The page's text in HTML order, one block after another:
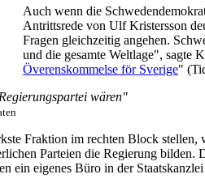
Auch wenn die
Antrittsrede von Ulf Kristersson
Fragen gleichzeitig angehen.
und die gesamte Weltlage", sagte
Överenskommelse för Sverige"
wären"
Fraktion im rechten Block
Parteien die Regierung
ein eigenes Büro in der